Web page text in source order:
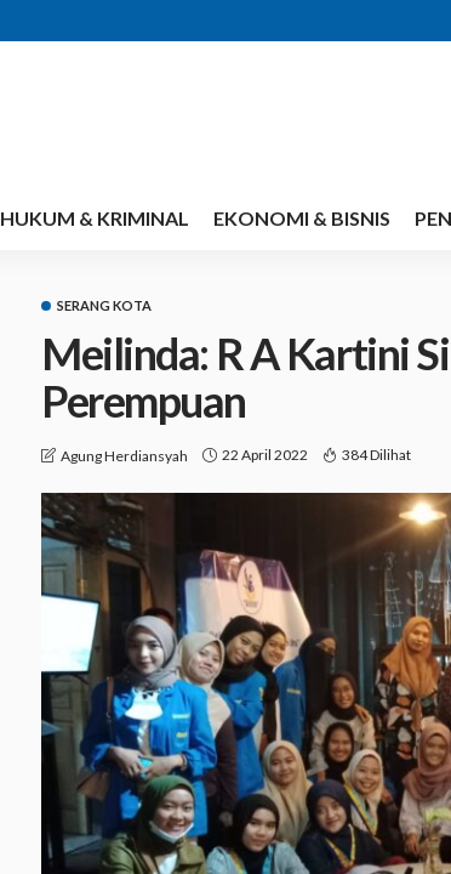
HUKUM & KRIMINAL EKONOMI & BISNIS
SERANG KOTA
Meilinda: R A Kartini
Perempuan
Agung Herdiansyah 22 April 2022 384 Dilihat